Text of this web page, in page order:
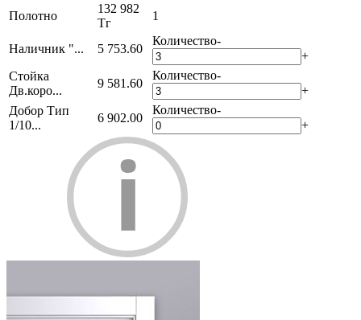
Полотно
132 982
Тг
1
Наличник "... 5 753.60
Количество-
+
Стойка
Дв.коро...
9 581.60
Количество-
+
Добор Тип
1/10...
6 902.00
Количество-
+